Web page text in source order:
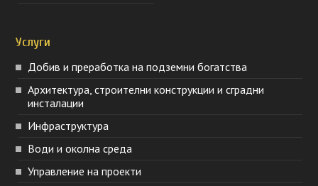
Услуги
Добив и преработка на подземни богатства
Архитектура, строителни конструкции и сградни
инсталации
Инфраструктура
Води и околна среда
Управление на проекти